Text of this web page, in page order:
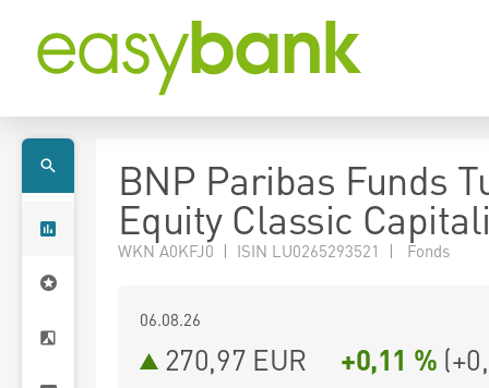
BNP Paribas Funds
Equity Classic
WKN A0KFJ0 | ISIN LU0265293521 | Fonds
06.08.26
270,97 EUR +0,11 % (